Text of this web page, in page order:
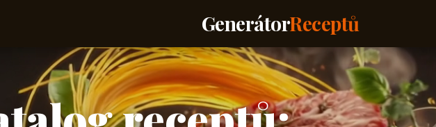
GenerátorReceptů